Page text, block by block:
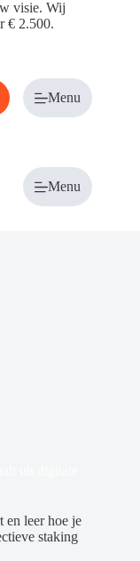
visie. Wij
€ 2.500.
Over ons
Menu
Menu
en leer hoe je
staking